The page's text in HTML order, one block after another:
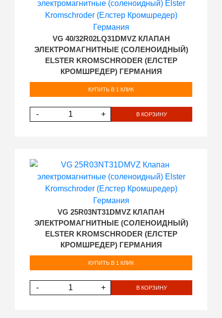
VG 40/32R02LQ31DMVZ КЛАПАН
ЭЛЕКТРОМАГНИТНЫЕ (СОЛЕНОИДНЫЙ)
ELSTER KROMSCHRODER (ЕЛСТЕР
КРОМШРЕДЕР) ГЕРМАНИЯ
КУПИТЬ В 1 КЛИК
- + В КОРЗИНУ
VG 25R03NT31DMVZ КЛАПАН
ЭЛЕКТРОМАГНИТНЫЕ (СОЛЕНОИДНЫЙ)
ELSTER KROMSCHRODER (ЕЛСТЕР
КРОМШРЕДЕР) ГЕРМАНИЯ
КУПИТЬ В 1 КЛИК
- + В КОРЗИНУ